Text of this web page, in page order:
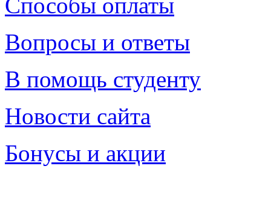
Вопросы и ответы
В помощь студенту
Новости сайта
Бонусы и акции